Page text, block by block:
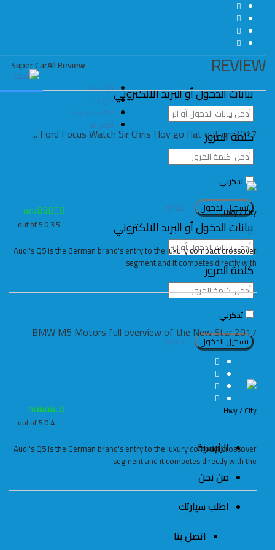
بيانات الدخول أو البريد الالكتروني
كلمة المرور
تذكرني
اشتراك
بيانات الدخول أو البريد الالكتروني
كلمة المرور
تذكرني
اشتراك
الرئيسية
من نحن
اطلب سيارتك
اتصل بنا
الرئيسية
من نحن
اطلب سيارتك
اتصل بنا
REVIEW
All Review
Super Car
2017 Ford Focus Watch Sir Chris Hoy go flat out on ...
Hwy / City
3.5 out of 5.0
Audi's Q5 is the German brand's entry to the luxury compact crossover
segment and it competes directly with
2017 BMW M5 Motors full overview of the New Star
Hwy / City
4 out of 5.0
Audi's Q5 is the German brand's entry to the luxury compact crossover
segment and it competes directly with the